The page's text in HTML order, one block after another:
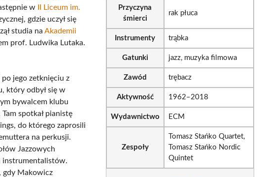
w II Liceum im.
gdzie uczył się
studia naAkademii
prof. Ludwika Lutaka.
jego zetknięciu z
który odbył się w
bywalcem klubu
spotkał pianistę
do którego zaprosili
na perkusji.
Jazzowych
instrumentalistów.
gdy Makowicz
Przyczyna
śmierci
rak płuca
Instrumenty trąbka
Gatunki jazz, muzyka filmowa
Zawód trębacz
Aktywność 1962–2018
Wydawnictwo ECM
Zespoły
Tomasz Stańko Quartet,
Tomasz Stańko Nordic
Quintet